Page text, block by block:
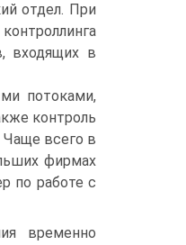
отдел. При
входящих в
потоками,
контроль
Чаще всего в
фирмах
по работе с
временно